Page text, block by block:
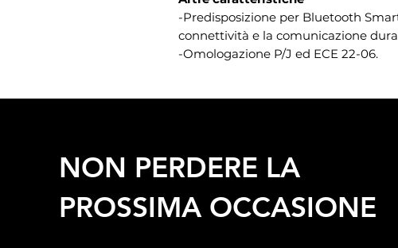
-Predisposizione per Bluetooth
connettività e la comunicazione
-Omologazione P/J ed ECE 22-06.
NON PERDERE LA
PROSSIMA OCCASIONE